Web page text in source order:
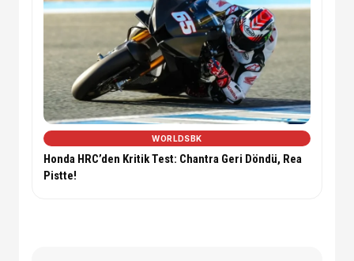
WORLDSBK
Honda HRC’den Kritik Test: Chantra Geri Döndü, Rea
Pistte!